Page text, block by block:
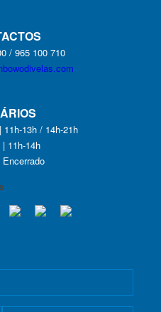
/ 965 100 710
13h / 14h-21h
11h-14h
Encerrado